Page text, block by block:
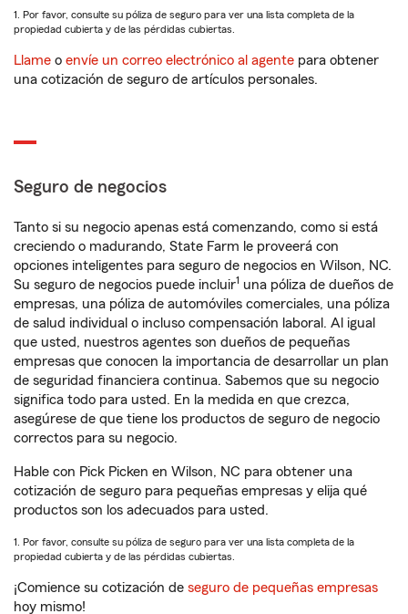
1. Por favor, consulte su póliza de seguro para ver una lista completa de la
propiedad cubierta y de las pérdidas cubiertas.
Llame o envíe un correo electrónico al agente para obtener
una cotización de seguro de artículos personales.
Seguro de negocios
Tanto si su negocio apenas está comenzando, como si está
creciendo o madurando, State Farm le proveerá con
opciones inteligentes para seguro de negocios en Wilson, NC.
Su seguro de negocios puede incluir1 una póliza de dueños de
empresas, una póliza de automóviles comerciales, una póliza
de salud individual o incluso compensación laboral. Al igual
que usted, nuestros agentes son dueños de pequeñas
empresas que conocen la importancia de desarrollar un plan
de seguridad financiera continua. Sabemos que su negocio
significa todo para usted. En la medida en que crezca,
asegúrese de que tiene los productos de seguro de negocio
correctos para su negocio.
Hable con Pick Picken en Wilson, NC para obtener una
cotización de seguro para pequeñas empresas y elija qué
productos son los adecuados para usted.
1. Por favor, consulte su póliza de seguro para ver una lista completa de la
propiedad cubierta y de las pérdidas cubiertas.
¡Comience su cotización de seguro de pequeñas empresas
hoy mismo!